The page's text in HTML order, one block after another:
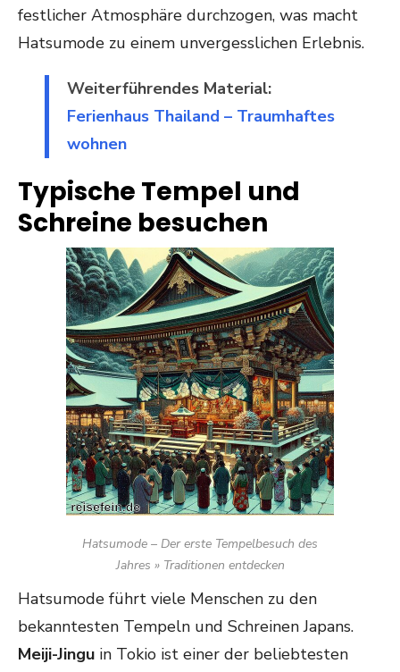
festlicher Atmosphäre durchzogen, was macht
Hatsumode zu einem unvergesslichen Erlebnis.
Weiterführendes Material:
Ferienhaus Thailand – Traumhaftes
wohnen
Typische Tempel und
Schreine besuchen
Hatsumode – Der erste Tempelbesuch des
Jahres » Traditionen entdecken
Hatsumode führt viele Menschen zu den
bekanntesten Tempeln und Schreinen Japans.
Meiji-Jingu in Tokio ist einer der beliebtesten